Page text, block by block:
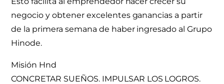
negocio y obtener excelentes ganancias a partir
de la primera semana de haber ingresado al Grupo
Hinode.
Misión Hnd
CONCRETAR SUEÑOS. IMPULSAR LOS LOGROS.